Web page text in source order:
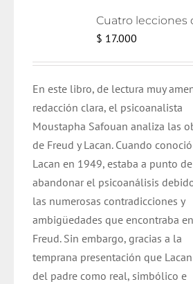
Cuatro lecciones
$ 17.000
En este libro, de lectura muy
redacción clara, el psicoanalista
Moustapha Safouan analiza las
de Freud y Lacan. Cuando
Lacan en 1949, estaba a punto de
abandonar el psicoanálisis
las numerosas contradicciones y
ambigüedades que encontraba en
Freud. Sin embargo, gracias a la
temprana presentación que
del padre como real, simbólico e